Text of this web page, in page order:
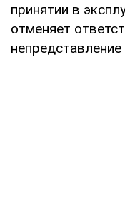
принятии в
отменяет